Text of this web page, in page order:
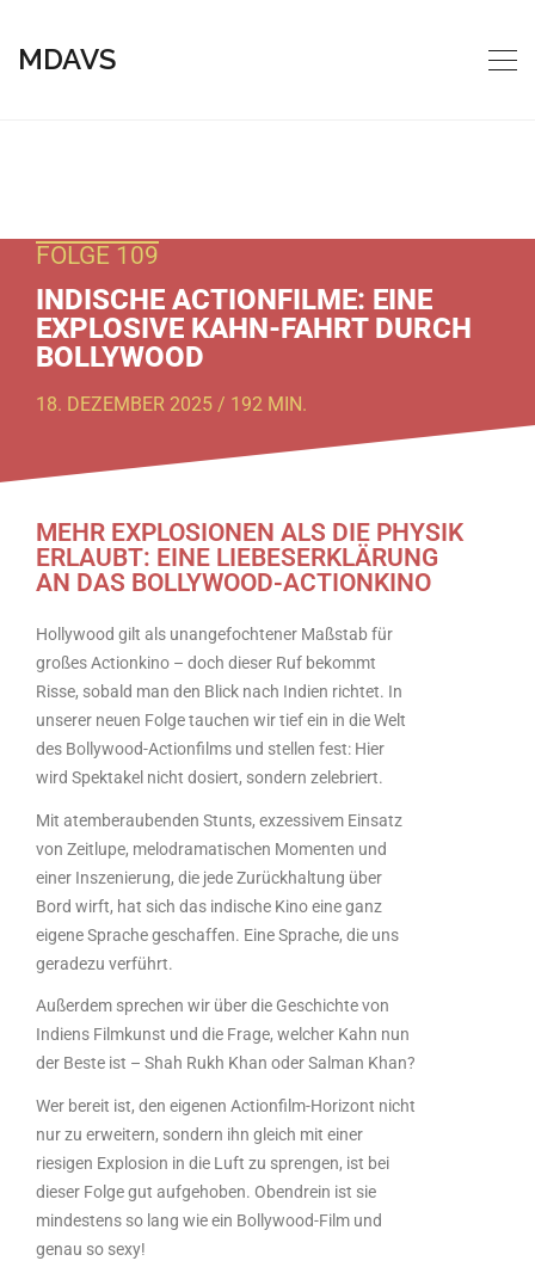
MDAVS
FOLGE 109
INDISCHE ACTIONFILME: EINE
EXPLOSIVE KAHN-FAHRT DURCH
BOLLYWOOD
18. DEZEMBER 2025 / 192 MIN.
MEHR EXPLOSIONEN ALS DIE PHYSIK
ERLAUBT: EINE LIEBESERKLÄRUNG
AN DAS BOLLYWOOD-ACTIONKINO
Hollywood gilt als unangefochtener Maßstab für
großes Actionkino – doch dieser Ruf bekommt
Risse, sobald man den Blick nach Indien richtet. In
unserer neuen Folge tauchen wir tief ein in die Welt
des Bollywood-Actionfilms und stellen fest: Hier
wird Spektakel nicht dosiert, sondern zelebriert.
Mit atemberaubenden Stunts, exzessivem Einsatz
von Zeitlupe, melodramatischen Momenten und
einer Inszenierung, die jede Zurückhaltung über
Bord wirft, hat sich das indische Kino eine ganz
eigene Sprache geschaffen. Eine Sprache, die uns
geradezu verführt.
Außerdem sprechen wir über die Geschichte von
Indiens Filmkunst und die Frage, welcher Kahn nun
der Beste ist – Shah Rukh Khan oder Salman Khan?
Wer bereit ist, den eigenen Actionfilm-Horizont nicht
nur zu erweitern, sondern ihn gleich mit einer
riesigen Explosion in die Luft zu sprengen, ist bei
dieser Folge gut aufgehoben. Obendrein ist sie
mindestens so lang wie ein Bollywood-Film und
genau so sexy!